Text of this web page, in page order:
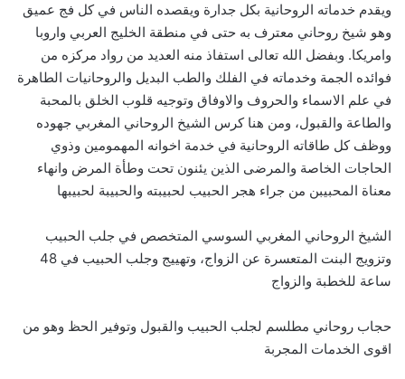
ويقدم خدماته الروحانية بكل جدارة ويقصده الناس في كل فج عميق
وهو شيخ روحاني معترف به حتى في منطقة الخليج العربي واروبا
وامريكا. وبفضل الله تعالى استفاذ منه العديد من رواد مركزه من
فوائده الجمة وخدماته في الفلك والطب البديل والروحانيات الطاهرة
في علم الاسماء والحروف والاوفاق وتوجيه قلوب الخلق بالمحبة
والطاعة والقبول، ومن هنا كرس الشيخ الروحاني المغربي جهوده
ووظف كل طاقاته الروحانية في خدمة اخوانه المهمومين وذوي
الحاجات الخاصة والمرضى الذين يئنون تحت وطأة المرض وانهاء
معناة المحبيبن من جراء هجر الحبيب لحبيبته والحبيبة لحبيبها
الشيخ الروحاني المغربي السوسي المتخصص في جلب الحبيب
وتزويج البنت المتعسرة عن الزواج، وتهييج وجلب الحبيب في 48
ساعة للخطبة والزواج
حجاب روحاني مطلسم لجلب الحبيب والقبول وتوفير الحظ وهو من
اقوى الخدمات المجربة